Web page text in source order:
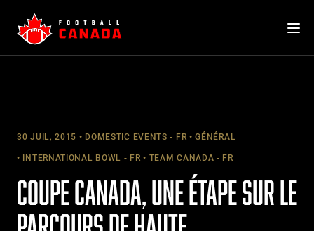
content
30 JUIL, 2015 DOMESTIC EVENTS - FR GÉNÉRAL
INTERNATIONAL BOWL - FR TEAM CANADA - FR
COUPE CANADA, UNE ÉTAPE SUR LE